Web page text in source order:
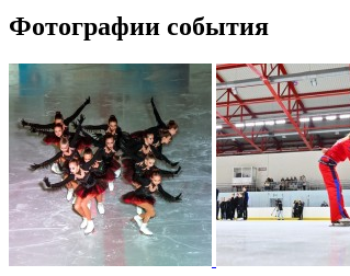
Фотографии события